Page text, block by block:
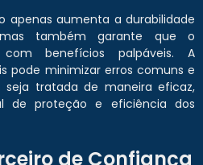
apenas aumenta a durabilidade
mas também garante que o
benefícios palpáveis. A
pode minimizar erros comuns e
seja tratada de maneira eficaz,
de proteção e eficiência dos
de Confiança